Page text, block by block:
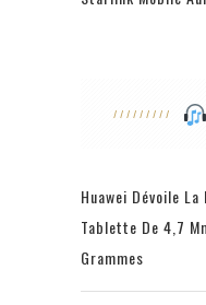
Huawei Dévoile
Tablette De 4,7
Grammes